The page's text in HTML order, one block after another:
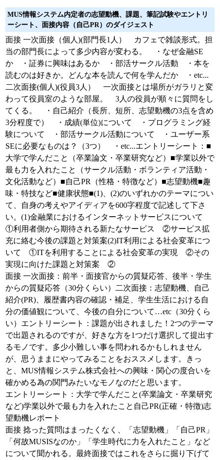
MUS情報システム内定者の志望動機、課題、筆記試験やエントリ
ーシート、面接内容（自己PR）のダイジェスト
面接 一次面接（個人)(部門長1人） カフェで雑談形式。担
当の部門長によって多少内容が変わる。 ・なぜ金融SE
か ・証券に興味はあるか ・部活サークル活動 ・本を
読むのは好きか。どんな本を読んで何を学んだか ・etc...
二次面接(個人)(役員3人） 一次面接とは場所がガラリと変
わって役員室のような部屋。 3人の役員が順々に質問をし
てくる。 ・自己紹介（長所、短所、志望動機の3点を含め
3分程度で） ・成績(単位)について ・プログラミング経
験について ・部活サークル活動について ・ユーザー系
SEに必要なものは？（3つ） ・etc...エントリーシート：■
大学で学んだこと（卒業論文・卒業研究など）■学業以外で
最も力を入れたこと（サークル活動・ボランティア活動・
文化活動など）■自己PR（性格・特徴など）■志望動機■趣
味・特技など■健康状態■(1)、(2)のいずれかのテーマについ
て、自身の考えやアイディアを600字程度で記述して下さ
い。(1)金融業におけるインターネットサービスについて
①利用者側から期待される新たなサービス ②サービス拡
充に絡む今後の課題と対策案(2)IT利用による社会変革につ
いて ①ITを利用することによる社会変革の実現 ②その
実現に向けた課題と対策案 ②
面接 一次面接：前半・面接官からの質疑応答、後半・学生
からの質疑応答（30分くらい）二次面接：志望動機、自己
紹介(PR)、履歴書内容の確認・補足、学生生活における自
分の価値観について、今後の自分について…etc（30分くら
い）エントリーシート：課題が出されました！2つのテーマ
で出題されるのですが、好きな方を1つだけ選択して提出す
るモノです。多少小難しい事を問われるかもしれません
が、思うままにやってみることをおススメします。きっ
と、MUS情報システム株式会社への興味・関心の度合いを
確かめる為の関門みたいなモノなのだと思います。
エントリーシート：大学で学んだこと(卒業論文・卒業研究
など)学業以外で最も力を入れたこと自己PR(正確・特徴)志
望動機レポート
面接 捻った質問はまったくなく、「志望動機」「自己PR」
「何故MUSISなのか」「学生時代に力を入れたこと」など
について聞かれる。最終面接ではこれをさらに掘り下げて